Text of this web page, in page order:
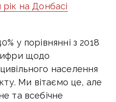
на Донбасі
у порівнянні з 2018
щодо
населення
Ми вітаємо це, але
та всебічне